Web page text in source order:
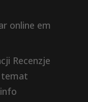
online em
Recenzje
temat